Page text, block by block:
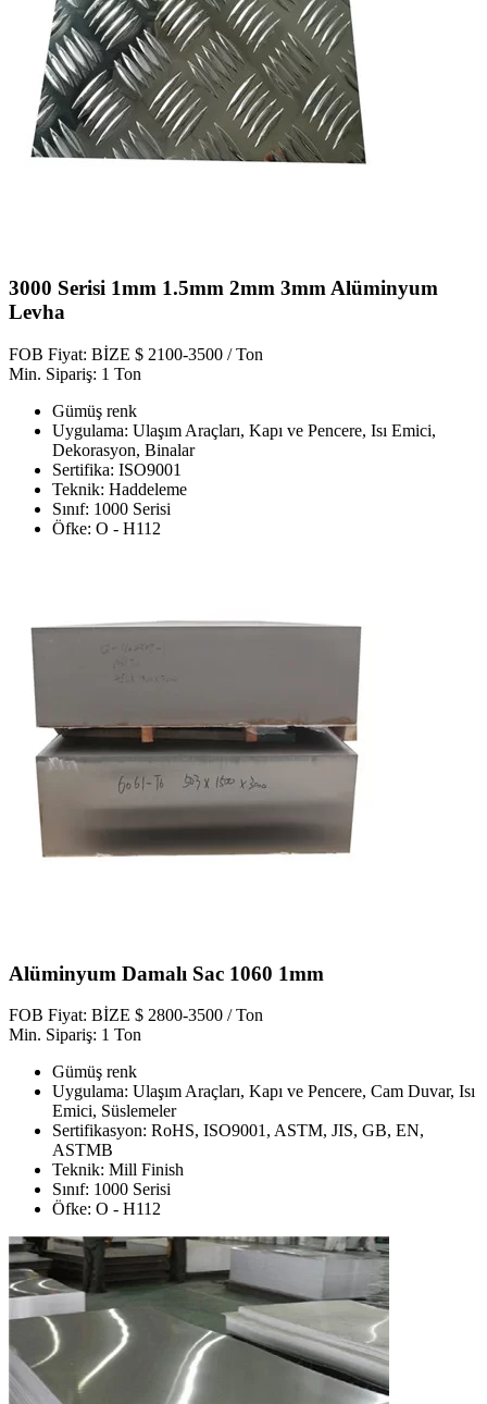
3000 Serisi 1mm 1.5mm 2mm 3mm Alüminyum
Levha
FOB Fiyat: BİZE $ 2100-3500 / Ton
Min. Sipariş: 1 Ton
Gümüş renk
Uygulama: Ulaşım Araçları, Kapı ve Pencere, Isı Emici,
Dekorasyon, Binalar
Sertifika: ISO9001
Teknik: Haddeleme
Sınıf: 1000 Serisi
Öfke: O - H112
Alüminyum Damalı Sac 1060 1mm
FOB Fiyat: BİZE $ 2800-3500 / Ton
Min. Sipariş: 1 Ton
Gümüş renk
Uygulama: Ulaşım Araçları, Kapı ve Pencere, Cam Duvar, Isı
Emici, Süslemeler
Sertifikasyon: RoHS, ISO9001, ASTM, JIS, GB, EN,
ASTMB
Teknik: Mill Finish
Sınıf: 1000 Serisi
Öfke: O - H112